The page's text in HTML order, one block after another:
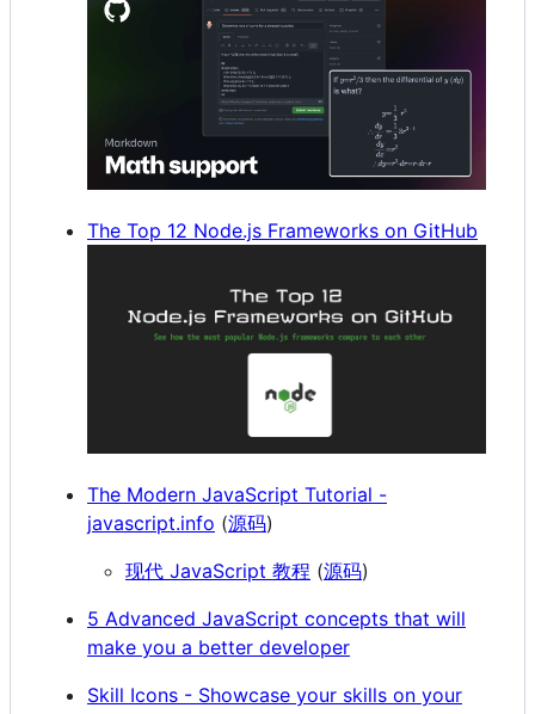
The Top 12 Node.js Frameworks on GitHub️
The Modern JavaScript Tutorial -
javascript.info (源码)
现代 JavaScript 教程 (源码)
5 Advanced JavaScript concepts that will
make you a better developer
Skill Icons - Showcase your skills on your